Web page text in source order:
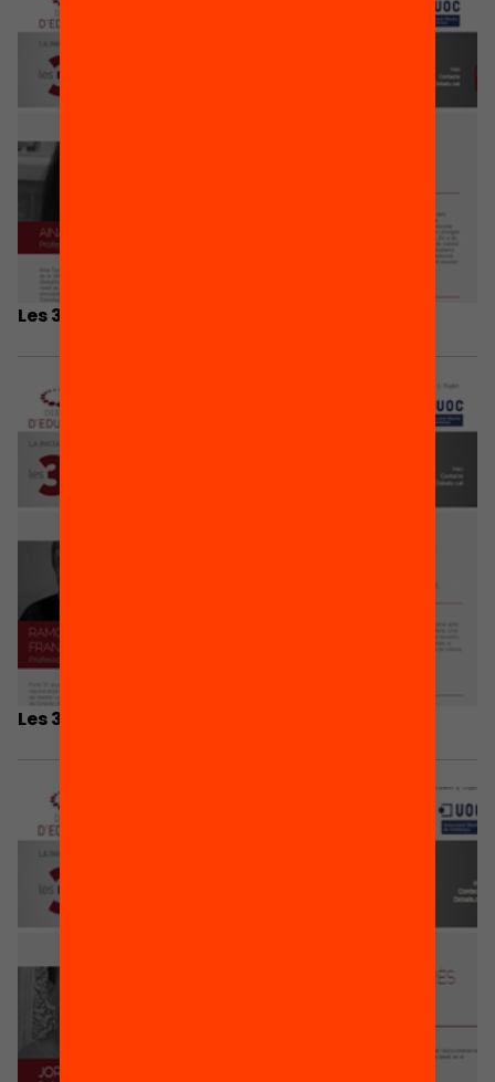
Les 3 coses que he après… Aina Tarabini
Les 3 coses que he après… Ramon Benet